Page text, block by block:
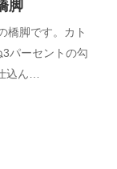
脚
橋脚です。カト
パーセントの勾
込ん…